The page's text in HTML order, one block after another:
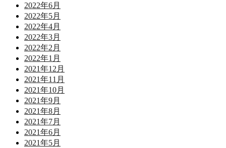
2022年6月
2022年5月
2022年4月
2022年3月
2022年2月
2022年1月
2021年12月
2021年11月
2021年10月
2021年9月
2021年8月
2021年7月
2021年6月
2021年5月